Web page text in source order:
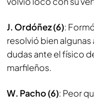
J. Ordóñez (6):
resolvió bien
dudas ante el físico
marfileños.
W. Pacho (6): Peor